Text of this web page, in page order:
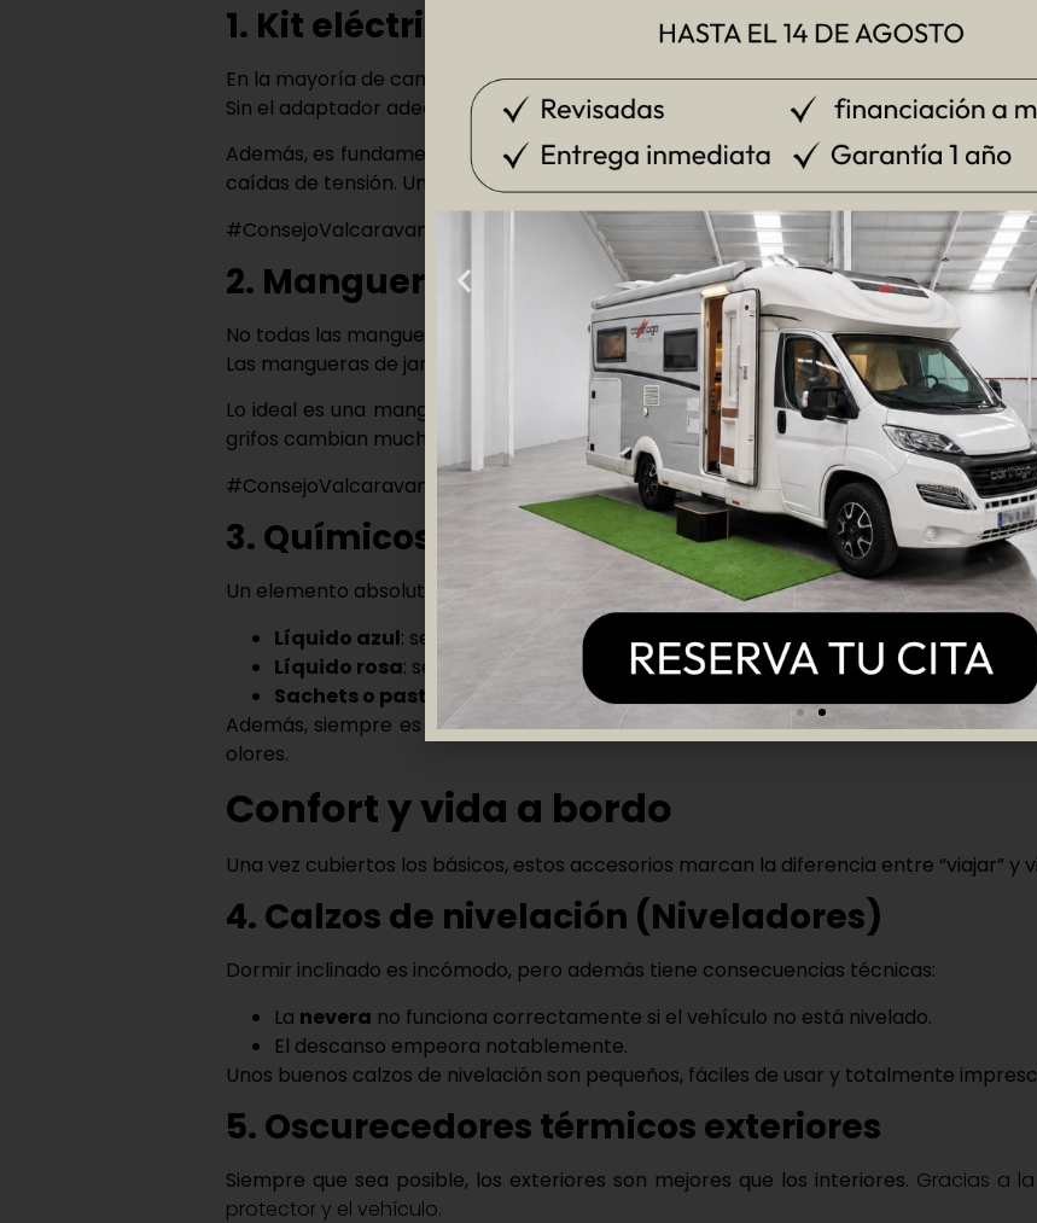
1. Kit eléctrico: Cable, Alargador y
En la mayoría de campings y áreas de servicio, la toma eléctrica esindustrial azul
Sin el adaptador adecuado, directamenteno tendrás electricidad
Además, es fundamental usar uncable de sección gruesa
, diseñado para
caídas de tensión. Un cable doméstico puede parecer suficiente, pero supone un
#ConsejoValcaravan: mejor un cable largo y de calidad que varios empalmes
2. Manguera de agua y boquillas universales
No todas las mangueras sirven para llenar el depósito de agua potable.
Las mangueras de jardín convencionales puedendar sabor a plástico al agua.
Lo ideal es una manguera de grado alimenticio , acompañada de unset de
grifos cambian mucho de un país a otro (y de un área a otra).
#ConsejoValcaravan: una buena manguera dura años y mejora mucho la experiencia
3. Químicos para el WC y papel soluble
Un elemento absolutamente vital si tu vehículo tiene WC químico.
Líquido azul: se encarga de descomponer residuos y eliminar olores.
Líquido rosa: se usa en la cisterna, mejora la higiene y el aroma.
Sachets o pastillas
: cada vez más populares por su comodidad y dosificación
Además, siempre es recomendable usarpapel higiénico soluble, diseñado para
olores.
Confort y vida a bordo
Una vez cubiertos los básicos, estos accesorios marcan la diferencia entre “viajar” y
4. Calzos de nivelación (Niveladores)
Dormir inclinado es incómodo, pero además tiene consecuencias técnicas:
La nevera no funciona correctamente si el vehículo no está nivelado.
El descanso empeora notablemente.
Unos buenos calzos de nivelación son pequeños, fáciles de usar y totalmente
5. Oscurecedores térmicos exteriores
Siempre que sea posible, los exteriores son mejores que los interiores. Gracias a
protector y el vehículo.